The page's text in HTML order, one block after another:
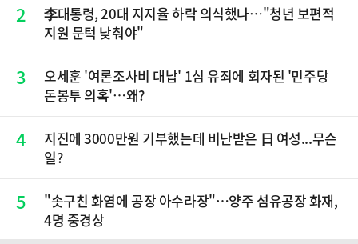
2
李대통령, 20대 지지율 하락 의식했나…"청년 보편적
지원 문턱 낮춰야"
3
오세훈 '여론조사비 대납' 1심 유죄에 회자된 '민주당
돈봉투 의혹'…왜?
4
지진에 3000만원 기부했는데 비난받은 日 여성...무슨
일?
5
"솟구친 화염에 공장 아수라장"…양주 섬유공장 화재,
4명 중경상